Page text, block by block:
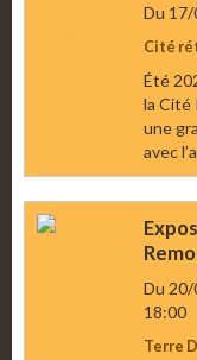
Du
Cité
Été
la Cité
une
avec
Du
18:00
Terre